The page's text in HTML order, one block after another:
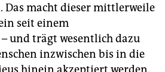
Das macht dieser mittlerweile
seit einem
und trägt wesentlich dazu
inzwischen bis in die